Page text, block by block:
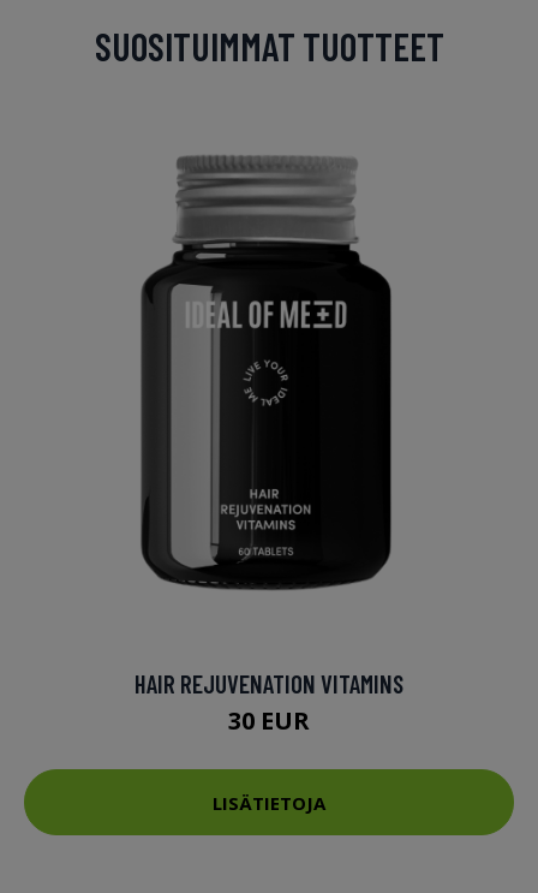
SUOSITUIMMAT TUOTTEET
HAIR REJUVENATION VITAMINS
30 EUR
LISÄTIETOJA